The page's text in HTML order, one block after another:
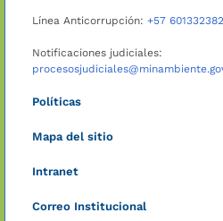
Línea Anticorrupción: +57
Notificaciones judiciales:
Políticas
Mapa del sitio
Intranet
Correo Institucional